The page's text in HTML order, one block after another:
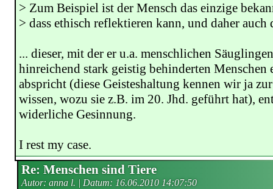
> Zum Beispiel ist der Mensch das einzige
> dass ethisch reflektieren kann, und daher auch
... dieser, mit der er u.a. menschlichen
hinreichend stark geistig behinderten Menschen
abspricht (diese Geisteshaltung kennen wir ja
wissen, wozu sie z.B. im 20. Jhd. geführt hat),
widerliche Gesinnung.
I rest my case.
Re: Menschen sind Tiere
Autor: anna l. | Datum: 16.06.2010 14:07:50